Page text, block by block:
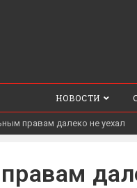
НОВОСТИ
правам далеко не уехал